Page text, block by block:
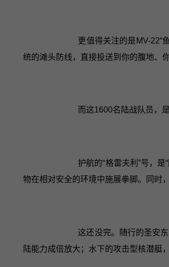
更值得关注的是MV-22“
统的滩头防线，直接投送到你的腹地、
而这1600名陆战队员，
护航的“格雷夫利”号，
物在相对安全的环境中施展拳脚。同时
这还没完。随行的圣安
陆能力成倍放大；水下的攻击型核潜艇